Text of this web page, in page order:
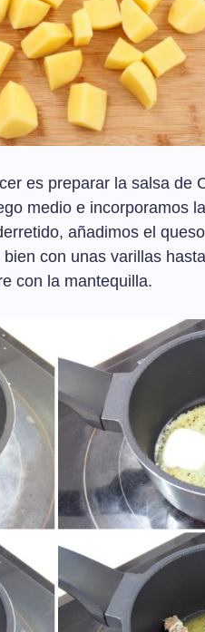
es preparar la salsa de
medio e incorporamos
añadimos el
con unas varillas
con la mantequilla.